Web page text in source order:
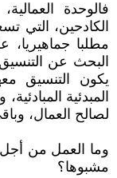
فالوحدة
الكادحين، التي
مطلبا جماهيريا،
البحث عن
يكون التنسيق
المبدئية
لصالح العمال،
وما العمل من أجل
مشبوها؟